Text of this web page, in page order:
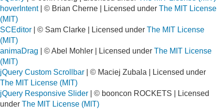
hoverIntent| © Brian Cherne | Licensed under The MIT License
(MIT)
SCEditor | © Sam Clarke | Licensed under The MIT License
(MIT)
animaDrag | © Abel Mohler | Licensed under The MIT License
(MIT)
jQuery Custom Scrollbar | © Maciej Zubala | Licensed under
The MIT License (MIT)
jQuery Responsive Slider | © booncon ROCKETS | Licensed
under The MIT License (MIT)